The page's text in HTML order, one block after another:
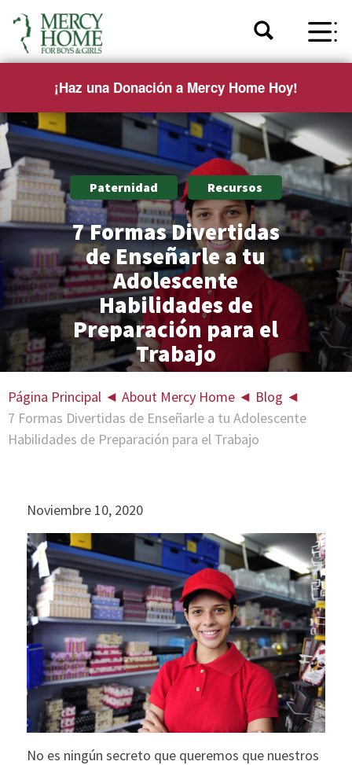
¡Haz una Donación a Mercy Home Hoy!
Paternidad Recursos
7 Formas Divertidas
de Enseñarle a tu
Adolescente
Habilidades de
Preparación para el
Trabajo
Página Principal ◄ About Mercy Home ◄ Blog ◄
7 Formas Divertidas de Enseñarle a tu Adolescente
Habilidades de Preparación para el Trabajo
Noviembre 10, 2020
No es ningún secreto que queremos que nuestros